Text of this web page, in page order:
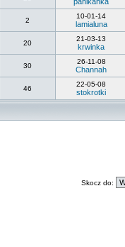
2
10-01-14
lamialuna
20
21-03-13
krwinka
30
26-11-08
Channah
46
22-05-08
stokrotki
Skocz do: